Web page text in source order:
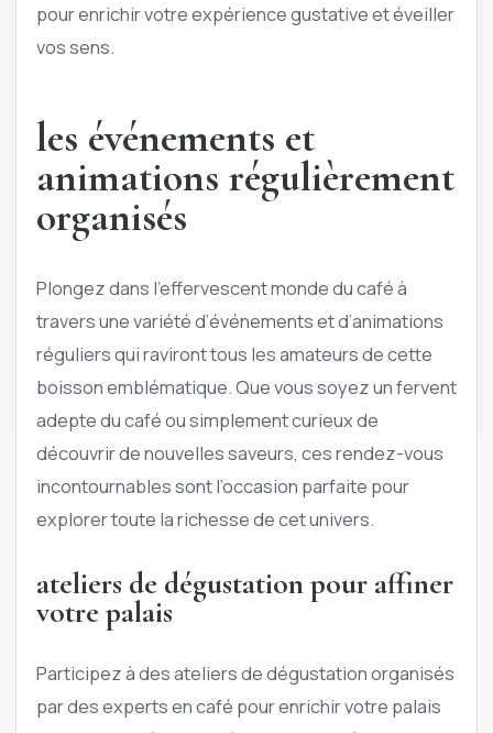
pour enrichir votre expérience gustative et éveiller
vos sens.
les événements et
animations régulièrement
organisés
Plongez dans l’effervescent monde du café à
travers une variété d’événements et d’animations
réguliers qui raviront tous les amateurs de cette
boisson emblématique. Que vous soyez un fervent
adepte du café ou simplement curieux de
découvrir de nouvelles saveurs, ces rendez-vous
incontournables sont l’occasion parfaite pour
explorer toute la richesse de cet univers.
ateliers de dégustation pour affiner
votre palais
Participez à des ateliers de dégustation organisés
par des experts en café pour enrichir votre palais